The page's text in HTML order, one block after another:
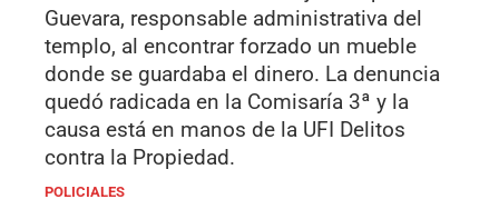
Guevara, responsable administrativa del
templo, al encontrar forzado un mueble
donde se guardaba el dinero. La denuncia
quedó radicada en la Comisaría 3ª y la
causa está en manos de la UFI Delitos
contra la Propiedad.
POLICIALES